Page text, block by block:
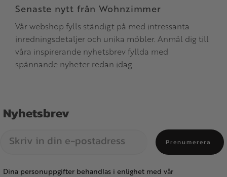
Senaste nytt från Wohnzimmer
Vår webshop fylls ständigt på med intressanta
inredningsdetaljer och unika möbler. Anmäl dig till
våra inspirerande nyhetsbrev fyllda med
spännande nyheter redan idag.
Nyhetsbrev
Prenumerera
Dina personuppgifter behandlas i enlighet med vår